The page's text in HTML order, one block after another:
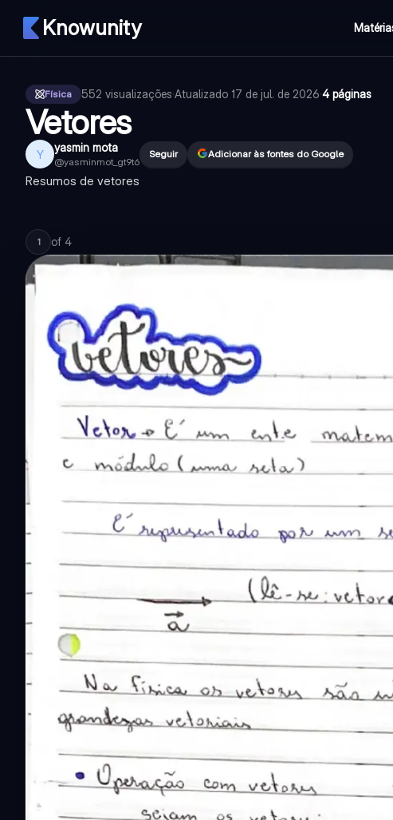
Knowunity
Física 552 visualizações·Atualizado 17 de jul. de 2026·4 páginas
Vetores
Y yasmin mota
@yasminmot_gt9t6
Seguir Adicionar às fontes do Google
Resumos de vetores
1 of 4